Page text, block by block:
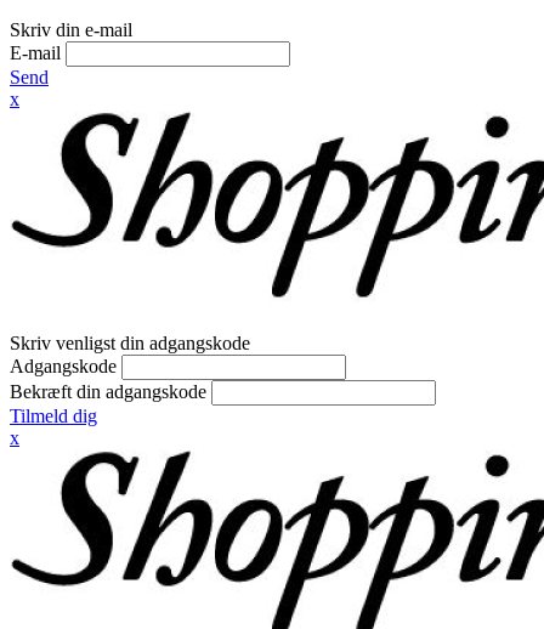
Skriv din e-mail
E-mail
Send
x
Skriv venligst din adgangskode
Adgangskode
Bekræft din adgangskode
Tilmeld dig
x